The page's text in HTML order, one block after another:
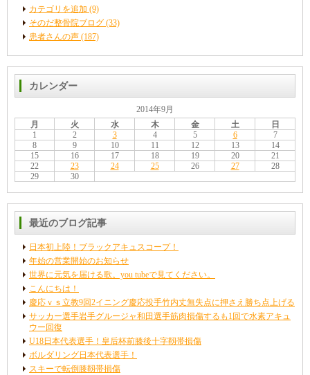
カテゴリを追加 (9)
そのだ整骨院ブログ (33)
患者さんの声 (187)
カレンダー
2014年9月
月
火 水 木 金 土
日
1
2 3 4 5 6
7
8
9 10 11 12 13
14
15
16 17 18 19 20
21
22
23 24 25 26 27
28
29
30
最近のブログ記事
日本初上陸！ブラックアキュスコープ！
年始の営業開始のお知らせ
世界に元気を届ける歌。you tubeで見てください。
こんにちは！
慶応ｖｓ立教9回2イニング慶応投手竹内丈無失点に押さえ勝ち点上げる
サッカー選手岩手グルージャ和田選手筋肉損傷するも1回で水素アキュ
ウー回復
U18日本代表選手！皇后杯前膝後十字靱帯損傷
ボルダリング日本代表選手！
スキーで転倒膝靱帯損傷